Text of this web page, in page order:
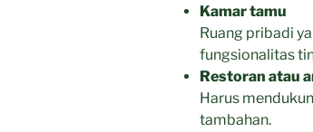
Kamar tamu
Ruang pribadi
fungsionalitas
Restoran atau
Harus
tambahan.